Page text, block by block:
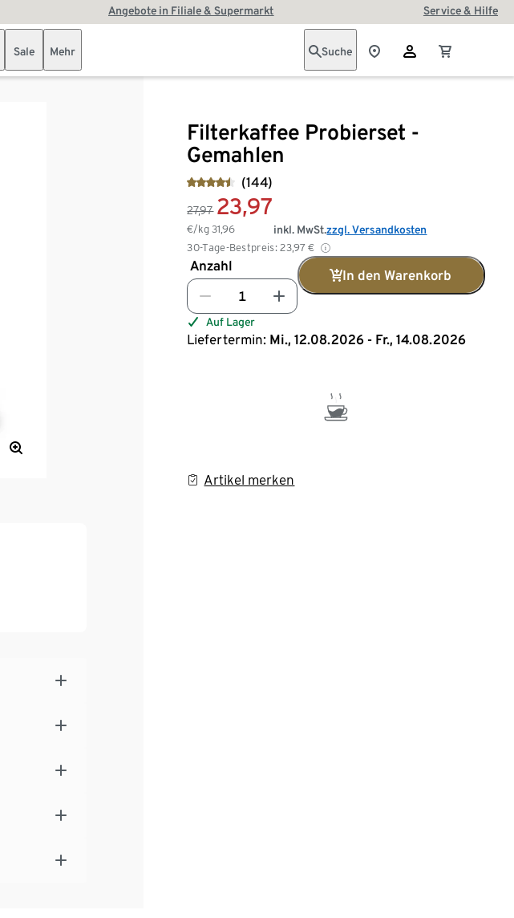
Angebote in Filiale & Supermarkt Service & Hilfe
Sale Mehr Suche
Filterkaffee Probierset -
Gemahlen
(144)
27,97 23,97
€/kg31,96
30-Tage-Bestpreis: 23,97 €
inkl. MwSt.zzgl. Versandkosten
Anzahl
In den Warenkorb
Auf Lager
Liefertermin: Mi., 12.08.2026 - Fr., 14.08.2026
Artikel merken